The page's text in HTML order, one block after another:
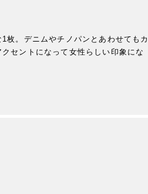
枚。デニムやチノパンとあわせてもカ
セントになって女性らしい印象にな